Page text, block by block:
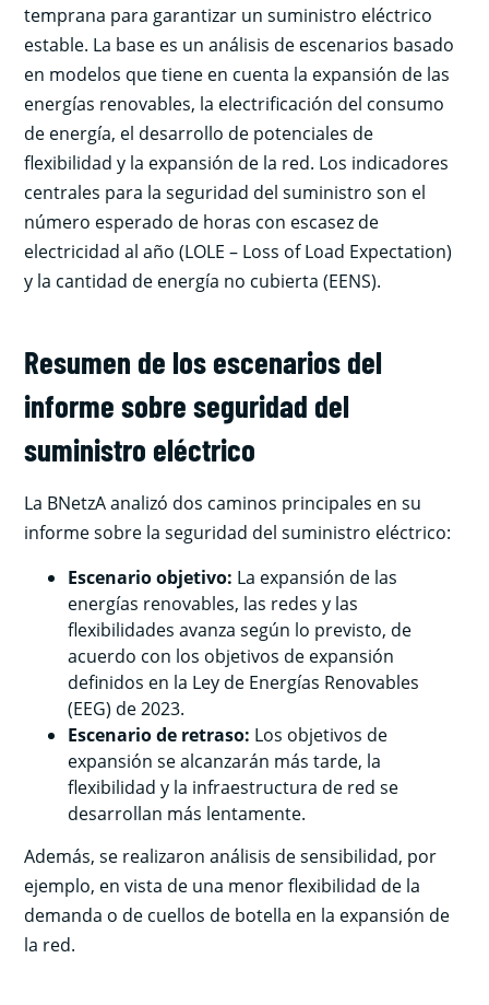
temprana para garantizar un suministro eléctrico
estable. La base es un análisis de escenarios basado
en modelos que tiene en cuenta la expansión de las
energías renovables, la electrificación del consumo
de energía, el desarrollo de potenciales de
flexibilidad y la expansión de la red. Los indicadores
centrales para la seguridad del suministro son el
número esperado de horas con escasez de
electricidad al año (LOLE – Loss of Load Expectation)
y la cantidad de energía no cubierta (EENS).
Resumen de los escenarios del
informe sobre seguridad del
suministro eléctrico
La BNetzA analizó dos caminos principales en su
informe sobre la seguridad del suministro eléctrico:
Escenario objetivo: La expansión de las
energías renovables, las redes y las
flexibilidades avanza según lo previsto, de
acuerdo con los objetivos de expansión
definidos en la Ley de Energías Renovables
(EEG) de 2023.
Escenario de retraso: Los objetivos de
expansión se alcanzarán más tarde, la
flexibilidad y la infraestructura de red se
desarrollan más lentamente.
Además, se realizaron análisis de sensibilidad, por
ejemplo, en vista de una menor flexibilidad de la
demanda o de cuellos de botella en la expansión de
la red.